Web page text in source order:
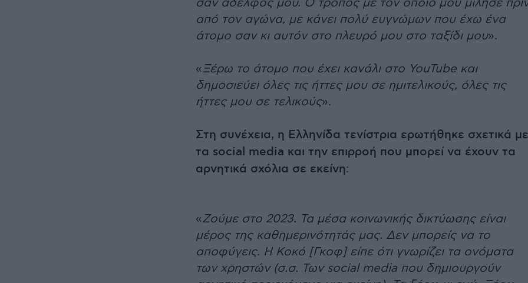
σαν αδελφός μου. Ο τρόπος με τον οποίο μου μίλησε
από τον αγώνα, με κάνει πολύ ευγνώμων που έχω ένα
άτομο σαν κι αυτόν στο πλευρό μου στο ταξίδι μου».
«Ξέρω το άτομο που έχει κανάλι στο YouTube και
δημοσιεύει όλες τις ήττες μου σε ημιτελικούς, όλες τις
ήττες μου σε τελικούς».
Στη συνέχεια, η Ελληνίδα τενίστρια ερωτήθηκε σχετικά με
τα social media και την επιρροή που μπορεί να έχουν τα
αρνητικά σχόλια σε εκείνη:
«Ζούμε στο 2023. Τα μέσα κοινωνικής δικτύωσης είναι
μέρος της καθημερινότητάς μας. Δεν μπορείς να το
αποφύγεις. Η Κοκό [Γκοφ] είπε ότι γνωρίζει τα ονόματα
των χρηστών (σ.σ. Των social media που δημιουργούν